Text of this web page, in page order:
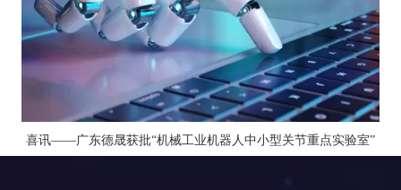
喜讯——广东德晟获批“机械工业机器人中小型关节重点实验室”